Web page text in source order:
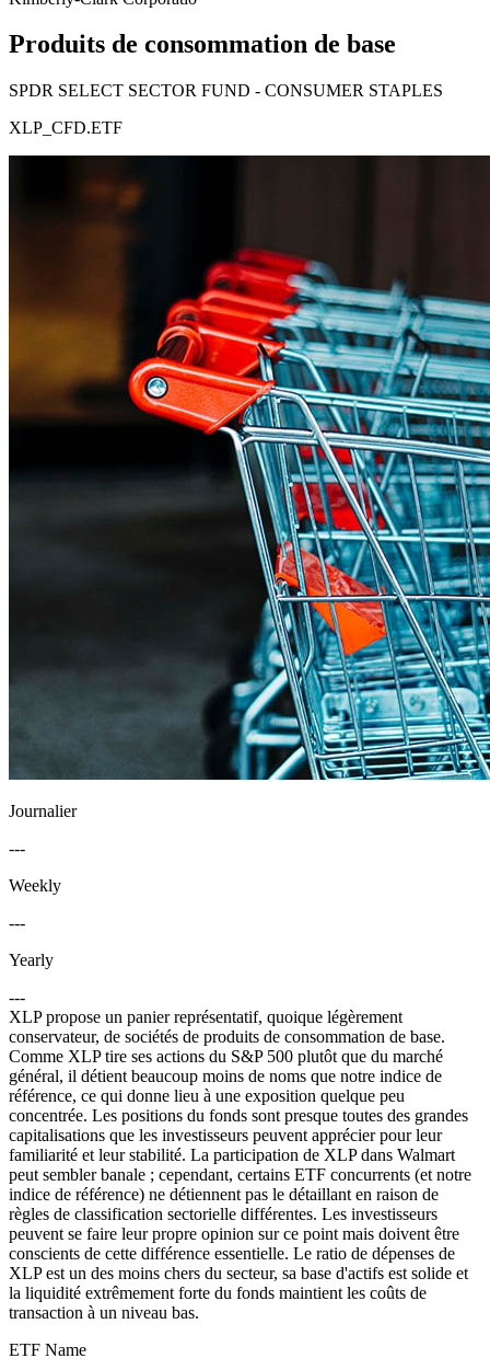
Produits de consommation de base
SPDR SELECT SECTOR FUND - CONSUMER STAPLES
XLP_CFD.ETF
Journalier
---
Weekly
---
Yearly
---
XLP propose un panier représentatif, quoique légèrement
conservateur, de sociétés de produits de consommation de base.
Comme XLP tire ses actions du S&P 500 plutôt que du marché
général, il détient beaucoup moins de noms que notre indice de
référence, ce qui donne lieu à une exposition quelque peu
concentrée. Les positions du fonds sont presque toutes des grandes
capitalisations que les investisseurs peuvent apprécier pour leur
familiarité et leur stabilité. La participation de XLP dans Walmart
peut sembler banale ; cependant, certains ETF concurrents (et notre
indice de référence) ne détiennent pas le détaillant en raison de
règles de classification sectorielle différentes. Les investisseurs
peuvent se faire leur propre opinion sur ce point mais doivent être
conscients de cette différence essentielle. Le ratio de dépenses de
XLP est un des moins chers du secteur, sa base d'actifs est solide et
la liquidité extrêmement forte du fonds maintient les coûts de
transaction à un niveau bas.
ETF Name